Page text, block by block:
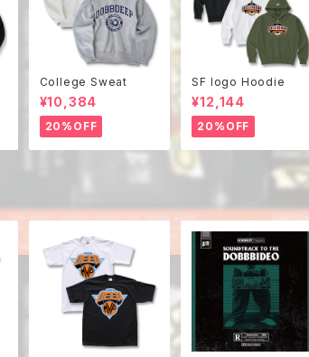
College Sweat
¥10,384
20%OFF
SF logo Hoodie
¥12,144
20%OFF